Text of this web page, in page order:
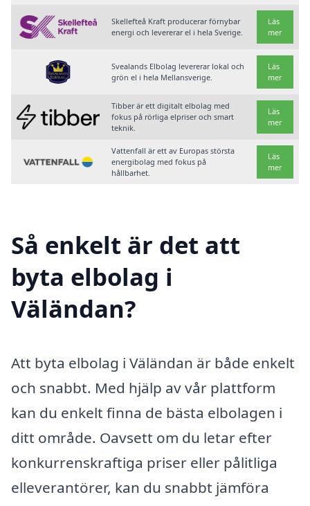
Skellefteå Kraft producerar förnybar
energi och levererar el i hela Sverige.
Läs
mer
Svealands Elbolag levererar lokal och
grön el i hela Mellansverige.
Läs
mer
Tibber är ett digitalt elbolag med
fokus på rörliga elpriser och smart
teknik.
Läs
mer
Vattenfall är ett av Europas största
energibolag med fokus på
hållbarhet.
Läs
mer
Så enkelt är det att
byta elbolag i
Väländan?
Att byta elbolag i Väländan är både enkelt
och snabbt. Med hjälp av vår plattform
kan du enkelt finna de bästa elbolagen i
ditt område. Oavsett om du letar efter
konkurrenskraftiga priser eller pålitliga
elleverantörer, kan du snabbt jämföra